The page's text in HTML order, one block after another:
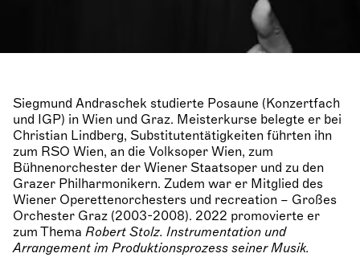
Siegmund Andraschek studierte Posaune (Konzertfach
und IGP) in Wien und Graz. Meisterkurse belegte er bei
Christian Lindberg, Substitutentätigkeiten führten ihn
zum RSO Wien, an die Volksoper Wien, zum
Bühnenorchester der Wiener Staatsoper und zu den
Grazer Philharmonikern. Zudem war er Mitglied des
Wiener Operettenorchesters und recreation – Großes
Orchester Graz (2003-2008). 2022 promovierte er
zum Thema Robert Stolz. Instrumentation und
Arrangement im Produktionsprozess seiner Musik.